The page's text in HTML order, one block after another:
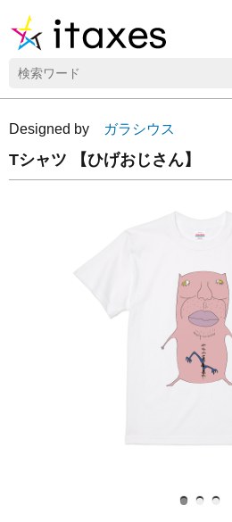
Designed by ガラシウス
Tシャツ 【ひげおじさん】